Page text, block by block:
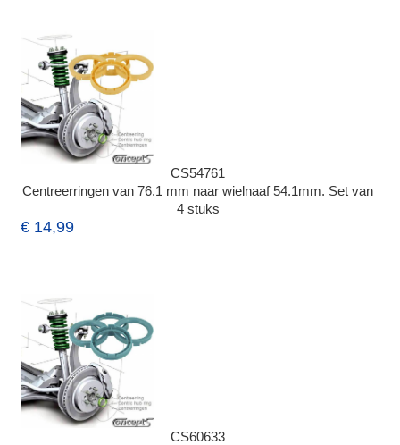
CS54761
Centreerringen van 76.1 mm naar wielnaaf 54.1mm. Set van
4 stuks
€ 14,99
CS60633